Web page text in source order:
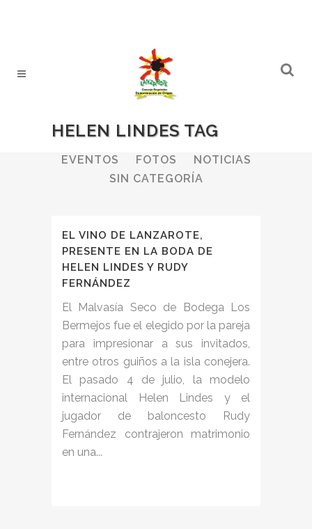
HELEN LINDES TAG
ALL BODEGAS
BOLETINES
EVENTOS
FOTOS
NOTICIAS
SIN CATEGORÍA
EL VINO DE LANZAROTE,
PRESENTE EN LA BODA DE
HELEN LINDES Y RUDY
FERNÁNDEZ
El Malvasía Seco de Bodega Los
Bermejos fue el elegido por la pareja
para impresionar a sus invitados,
entre otros guiños a la isla conejera.
El pasado 4 de julio, la modelo
internacional Helen Lindes y el
jugador de baloncesto Rudy
Fernández contrajeron matrimonio
en una...